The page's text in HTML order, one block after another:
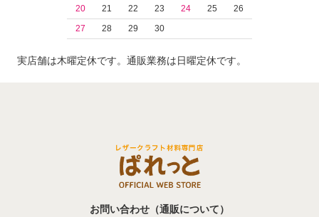
20
21 22 23 24 25
26
27
28 29 30
実店舗は木曜定休です。通販業務は日曜定休です。
お問い合わせ（通販について）